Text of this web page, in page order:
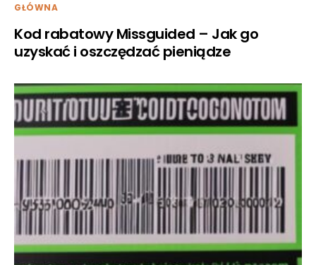
GŁÓWNA
Kod rabatowy Missguided – Jak go
uzyskać i oszczędzać pieniądze